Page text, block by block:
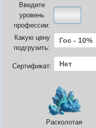
Введите
уровень
профессии:
Какую цену
подгрузить:
Сертификат:
Расколотая